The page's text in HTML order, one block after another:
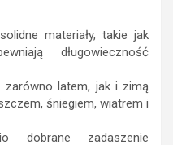
materiały, takie jak
długowieczność
latem, jak i zimą
śniegiem, wiatrem i
dobrane zadaszenie